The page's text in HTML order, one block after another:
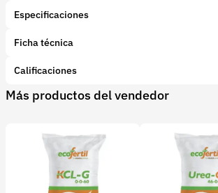
Especificaciones
Marca: Ecofértil
Tipo de producto:
Subcategoría:Complejos NPK
Elementos:
Ficha técnica
Calificaciones
1 Star2 Star
3 Star4 Star
5 Star
0 calificaciones
Más productos del vendedor